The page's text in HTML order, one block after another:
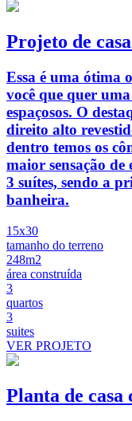
Projeto de
Essa é uma ótima
você que quer
espaçosos. O
direito alto
dentro temos os
maior sensação de
3 suítes, sendo a
banheira.
15x30
tamanho do terreno
248m2
área construída
3
quartos
3
suites
VER PROJETO
Planta de casa